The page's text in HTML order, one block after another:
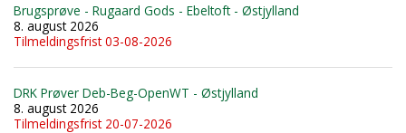
Brugsprøve - Rugaard Gods - Ebeltoft - Østjylland
8. august 2026
Tilmeldingsfrist 03-08-2026
DRK Prøver Deb-Beg-OpenWT - Østjylland
8. august 2026
Tilmeldingsfrist 20-07-2026